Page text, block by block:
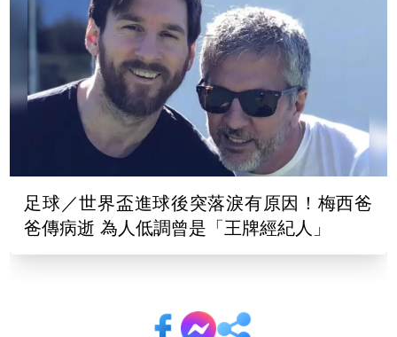
足球／世界盃進球後突落淚有原因！梅西爸
爸傳病逝 為人低調曾是「王牌經紀人」